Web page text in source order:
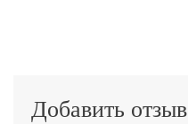
Добавить отзыв